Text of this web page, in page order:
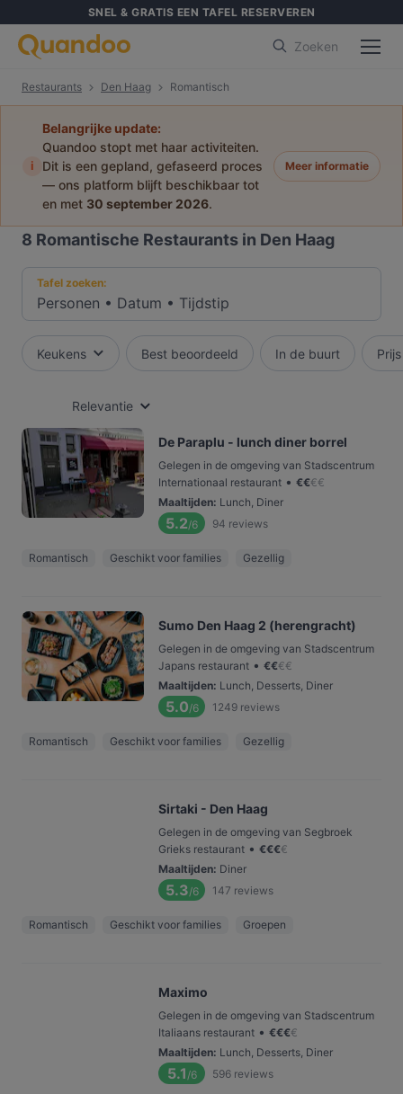
SNEL & GRATIS EEN TAFEL RESERVEREN
Zoeken
Restaurants Den Haag Romantisch
i
Belangrijke update:
Quandoo stopt met haar activiteiten.
Dit is een gepland, gefaseerd proces
— ons platform blijft beschikbaar tot
en met 30 september 2026.
Meer informatie
8 Romantische Restaurants in Den Haag
Tafel zoeken:
Personen • Datum • Tijdstip
Keukens Best beoordeeld In de buurt Prijs
Relevantie
De Paraplu - lunch diner borrel
Gelegen in de omgeving van Stadscentrum
Internationaal restaurant • €€€€
Maaltijden: Lunch, Diner
5.2/6 94 reviews
Romantisch Geschikt voor families Gezellig
Sumo Den Haag 2 (herengracht)
Gelegen in de omgeving van Stadscentrum
Japans restaurant • €€€€
Maaltijden: Lunch, Desserts, Diner
5.0/6 1249 reviews
Romantisch Geschikt voor families Gezellig
Sirtaki - Den Haag
Gelegen in de omgeving van Segbroek
Grieks restaurant • €€€€
Maaltijden: Diner
5.3/6 147 reviews
Romantisch Geschikt voor families Groepen
Maximo
Gelegen in de omgeving van Stadscentrum
Italiaans restaurant • €€€€
Maaltijden: Lunch, Desserts, Diner
5.1 /6 596 reviews